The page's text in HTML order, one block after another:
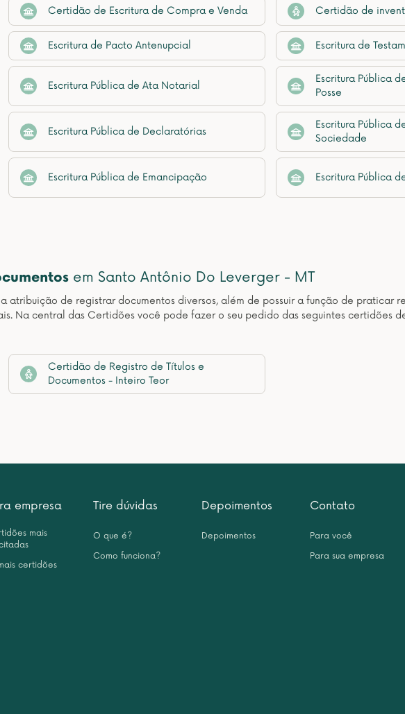
Certidão de Escritura de Compra e Venda Certidão de
Escritura de Pacto Antenupcial Escritura de
Escritura Pública de Ata Notarial
Escritura Pública
Posse
Escritura Pública de Declaratórias
Escritura Pública
Sociedade
Escritura Pública de Emancipação Escritura Pública
em Santo Antônio Do Leverger - MT
atribuição de registrar documentos diversos, além de possuir a função de praticar
Na central das Certidões você pode fazer o seu pedido das seguintes certidões
Certidão de Registro de Títulos e
Documentos - Inteiro Teor
empresa
mais
certidões
Tire dúvidas
O que é?
Como funciona?
Depoimentos
Depoimentos
Contato
Para você
Para sua empresa